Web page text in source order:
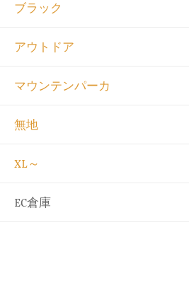
ブラック
アウトドア
マウンテンパーカ
無地
XL～
EC倉庫